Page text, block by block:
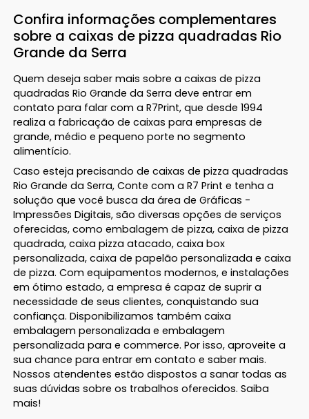
Confira informações complementares
sobre a caixas de pizza quadradas Rio
Grande da Serra
Quem deseja saber mais sobre a caixas de pizza
quadradas Rio Grande da Serra deve entrar em
contato para falar com a R7Print, que desde 1994
realiza a fabricação de caixas para empresas de
grande, médio e pequeno porte no segmento
alimentício.
Caso esteja precisando de caixas de pizza quadradas
Rio Grande da Serra, Conte com a R7 Print e tenha a
solução que você busca da área de Gráficas -
Impressões Digitais, são diversas opções de serviços
oferecidas, como embalagem de pizza, caixa de pizza
quadrada, caixa pizza atacado, caixa box
personalizada, caixa de papelão personalizada e caixa
de pizza. Com equipamentos modernos, e instalações
em ótimo estado, a empresa é capaz de suprir a
necessidade de seus clientes, conquistando sua
confiança. Disponibilizamos também caixa
embalagem personalizada e embalagem
personalizada para e commerce. Por isso, aproveite a
sua chance para entrar em contato e saber mais.
Nossos atendentes estão dispostos a sanar todas as
suas dúvidas sobre os trabalhos oferecidos. Saiba
mais!